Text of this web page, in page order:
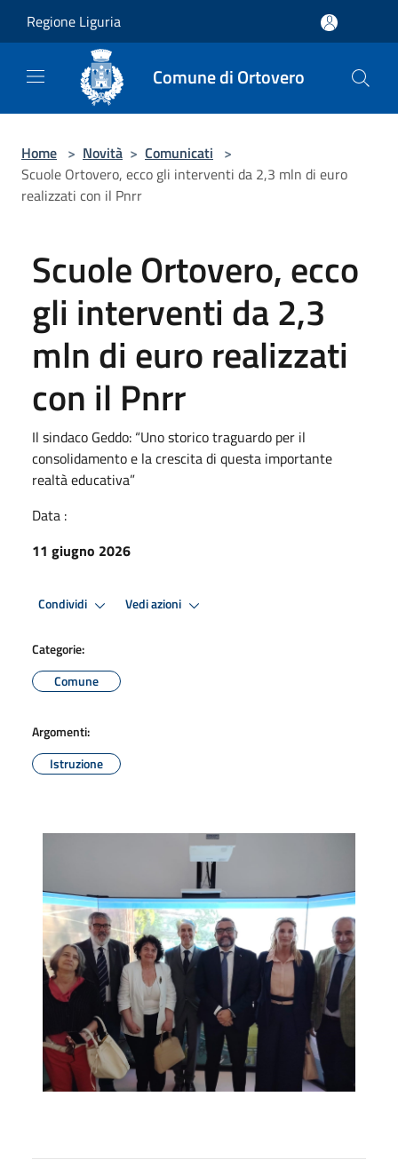
Regione Liguria
Comune di Ortovero
Home > Novità > Comunicati >
Scuole Ortovero, ecco gli interventi da 2,3 mln di euro
realizzati con il Pnrr
Scuole Ortovero, ecco
gli interventi da 2,3
mln di euro realizzati
con il Pnrr
Il sindaco Geddo: “Uno storico traguardo per il
consolidamento e la crescita di questa importante
realtà educativa”
Data :
11 giugno 2026
Condividi Vedi azioni
Categorie:
Comune
Argomenti:
Istruzione